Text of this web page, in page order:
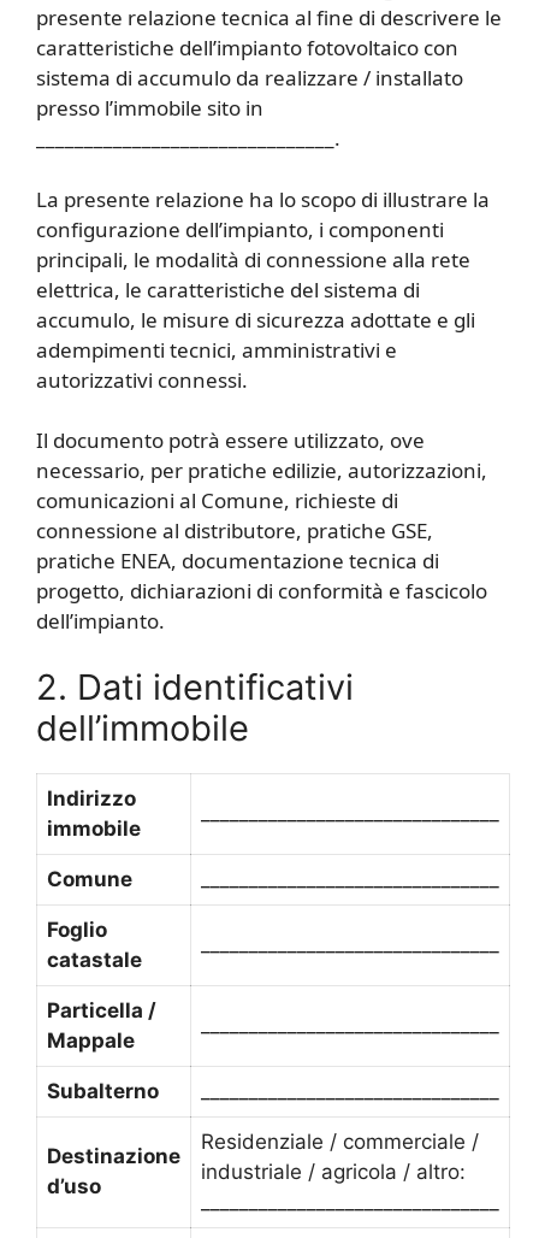
presente relazione tecnica al fine di descrivere le
caratteristiche dell’impianto fotovoltaico con
sistema di accumulo da realizzare / installato
presso l’immobile sito in
_______________________________.
La presente relazione ha lo scopo di illustrare la
configurazione dell’impianto, i componenti
principali, le modalità di connessione alla rete
elettrica, le caratteristiche del sistema di
accumulo, le misure di sicurezza adottate e gli
adempimenti tecnici, amministrativi e
autorizzativi connessi.
Il documento potrà essere utilizzato, ove
necessario, per pratiche edilizie, autorizzazioni,
comunicazioni al Comune, richieste di
connessione al distributore, pratiche GSE,
pratiche ENEA, documentazione tecnica di
progetto, dichiarazioni di conformità e fascicolo
dell’impianto.
2. Dati identificativi
dell’immobile
Indirizzo
immobile
Comune
Foglio
catastale
Particella /
Mappale
Subalterno
Destinazione
d’uso
Residenziale / commerciale /
industriale / agricola / altro: